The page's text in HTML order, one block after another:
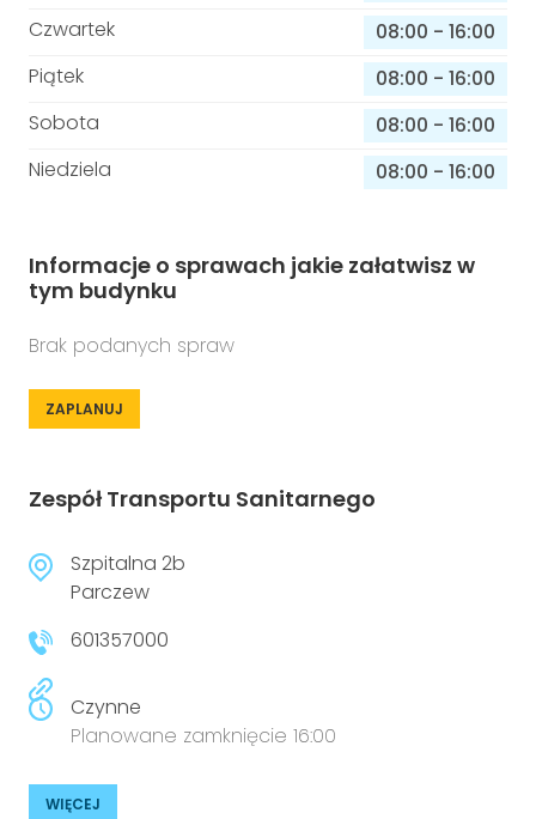
Czwartek
08:00 - 16:00
Piątek
08:00 - 16:00
Sobota
08:00 - 16:00
Niedziela
08:00 - 16:00
Informacje o sprawach jakie załatwisz w
tym budynku
Brak podanych spraw
ZAPLANUJ
Zespół Transportu Sanitarnego
Szpitalna 2b
Parczew
601357000
Czynne
Planowane zamknięcie 16:00
WIĘCEJ